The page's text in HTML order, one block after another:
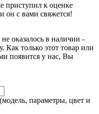
приступил к оценке
он с вами свяжется!
оказалось в наличии -
Как только этот товар или
появится у нас, Вы
параметры, цвет и